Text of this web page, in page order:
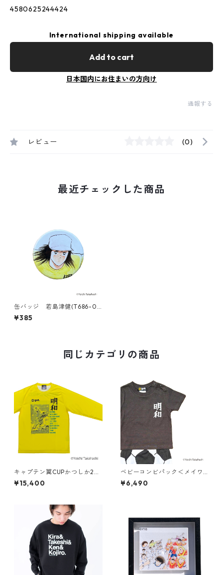
4580625244424
International shipping available
Add to cart
日本国内にお住まいの方向け
通報する
レビュー (0)
最近チェックした商品
缶バッジ 若島津健(T686-04
5)
¥385
同じカテゴリの商品
キャプテン翼CUPかつしか20
26 ＜明和FC ゴールキーパー
＞（G621-944）
¥15,400
ベビーコンビパック＜メイワ
＞（G572-244）
¥6,490